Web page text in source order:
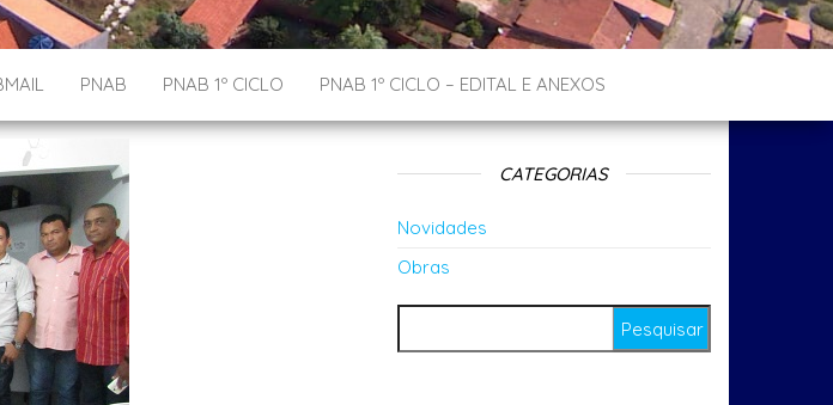
PNAB PNAB 1º CICLO PNAB 1º CICLO – EDITAL E ANEXOS
CATEGORIAS
Novidades
Obras